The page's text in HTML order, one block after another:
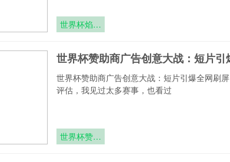
世界杯焰火
世界杯赞助商广告创意大战：短片引
世界杯赞助商广告创意大战：短片引爆全网刷
评估，我见过太多赛事，也看过
世界杯赞助